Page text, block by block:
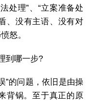
处理”、“立案准备处
、没有主语、没有对
怒。
到哪一步?
”的问题，依旧是由操
背锅。至于真正的原